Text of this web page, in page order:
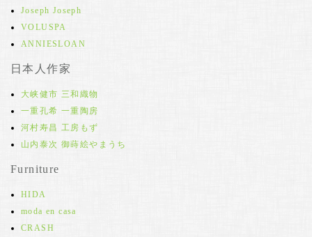
Joseph Joseph
VOLUSPA
ANNIESLOAN
日本人作家
大峡健市 三和織物
一重孔希 一重陶房
河村寿昌 工房もず
山内泰次 御蒔絵やまうち
Furniture
HIDA
moda en casa
CRASH